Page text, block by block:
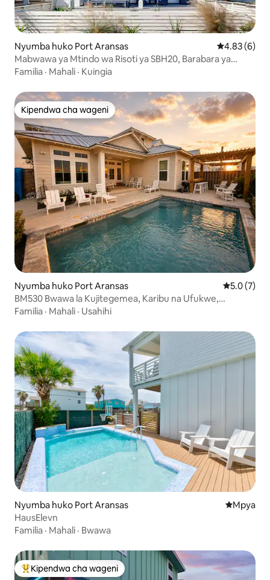
Nyumba huko Port Aransas Ukadiriaji
4.83 (6)
Mabwawa ya Mtindo wa Risoti ya SBH20, Barabara ya
Mbao ya Gari la Gofu
Familia · Mahali · Kuingia
Kipendwa cha wageni
Kipendwa cha wageni
Nyumba huko Port Aransas Ukadiriaji
5.0 (7)
BM530 Bwawa la Kujitegemea, Karibu na Ufukwe,
Nyumba Nzuri
Familia · Mahali · Usahihi
Nyumba huko Port Aransas Eneo jipya
Mpya
HausElevn
Familia · Mahali · Bwawa
Kipendwa maarufu cha wageni
Kipendwa cha wageni